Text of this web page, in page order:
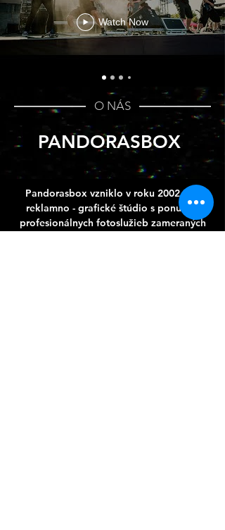
Watch Now
O NÁS
PANDORASBOX
Pandorasbox vzniklo v roku 2002 ako
reklamno - grafické štúdio s ponukou
profesionálnych fotoslužieb zameraných